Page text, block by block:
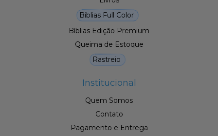
Biblias Full Color
Bíblias Edição Premium
Queima de Estoque
Rastreio
Institucional
Quem Somos
Contato
Pagamento e Entrega